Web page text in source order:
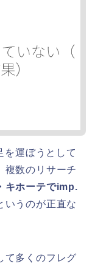
を運ぼうとして
複数のリサーチ
キホーテでimp.
いうのが正直な
て多くのフレグ